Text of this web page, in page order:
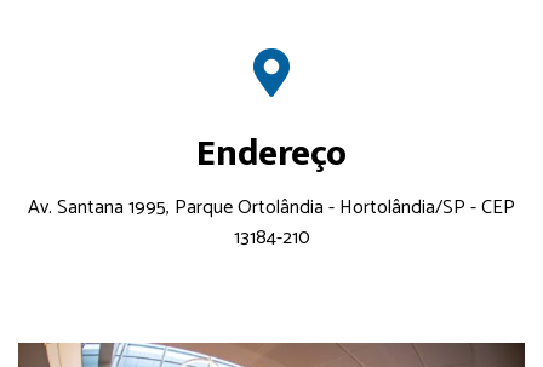
Endereço
Av. Santana 1995, Parque Ortolândia - Hortolândia/SP - CEP
13184-210